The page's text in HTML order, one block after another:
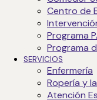
Centro de
Programa
Programa
SERVICIOS
Enfermería
Ropería y
Atención
IQNetES
*